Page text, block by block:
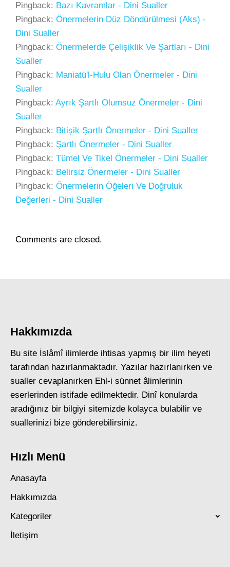
Pingback: Bazı Kavramlar - Dini Sualler
Pingback: Önermelerin Düz Döndürülmesi (Aks) -
Dini Sualler
Pingback: Önermelerde Çelişiklik Ve Şartları - Dini
Sualler
Pingback: Maniatü'l-Hulu Olan Önermeler - Dini
Sualler
Pingback: Ayrık Şartlı Olumsuz Önermeler - Dini
Sualler
Pingback: Bitişik Şartlı Önermeler - Dini Sualler
Pingback: Şartlı Önermeler - Dini Sualler
Pingback: Tümel Ve Tikel Önermeler - Dini Sualler
Pingback: Belirsiz Önermeler - Dini Sualler
Pingback: Önermelerin Öğeleri Ve Doğruluk
Değerleri - Dini Sualler
Comments are closed.
Hakkımızda
Bu site İslâmî ilimlerde ihtisas yapmış bir ilim heyeti
tarafından hazırlanmaktadır. Yazılar hazırlanırken ve
sualler cevaplanırken Ehl-i sünnet âlimlerinin
eserlerinden istifade edilmektedir. Dinî konularda
aradığınız bir bilgiyi sitemizde kolayca bulabilir ve
suallerinizi bize gönderebilirsiniz.
Hızlı Menü
Anasayfa
Hakkımızda
Kategoriler
İletişim